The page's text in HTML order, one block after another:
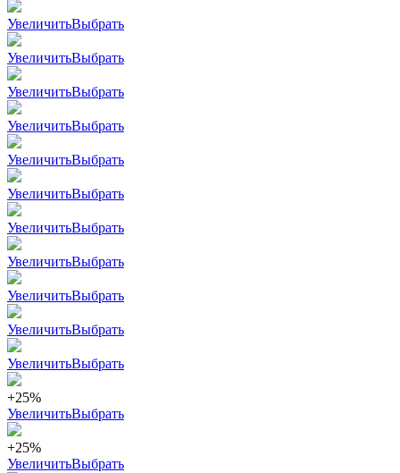
УвеличитьВыбрать
УвеличитьВыбрать
УвеличитьВыбрать
УвеличитьВыбрать
УвеличитьВыбрать
УвеличитьВыбрать
УвеличитьВыбрать
УвеличитьВыбрать
УвеличитьВыбрать
УвеличитьВыбрать
УвеличитьВыбрать
+25%
УвеличитьВыбрать
+25%
УвеличитьВыбрать